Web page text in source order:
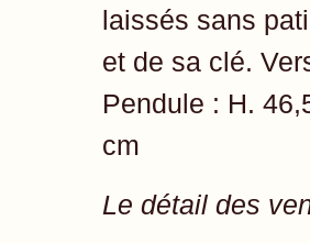
laissés sans
et de sa clé.
Pendule : H.
cm
Le détail des